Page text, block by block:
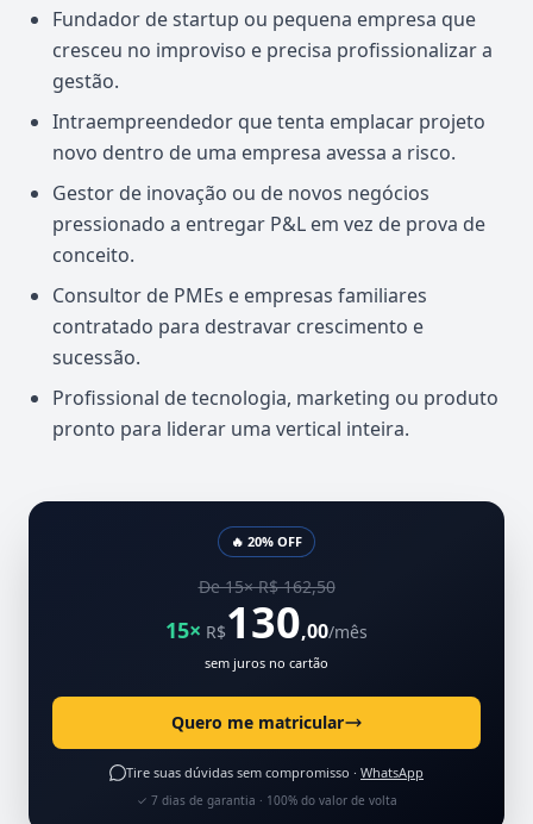
Fundador de startup ou pequena empresa que
cresceu no improviso e precisa profissionalizar a
gestão.
Intraempreendedor que tenta emplacar projeto
novo dentro de uma empresa avessa a risco.
Gestor de inovação ou de novos negócios
pressionado a entregar P&L em vez de prova de
conceito.
Consultor de PMEs e empresas familiares
contratado para destravar crescimento e
sucessão.
Profissional de tecnologia, marketing ou produto
pronto para liderar uma vertical inteira.
🔥 20% OFF
De 15× R$ 162,50
15× R$130,00/mês
sem juros no cartão
Quero me matricular
Tire suas dúvidas sem compromisso · WhatsApp
✓ 7 dias de garantia · 100% do valor de volta